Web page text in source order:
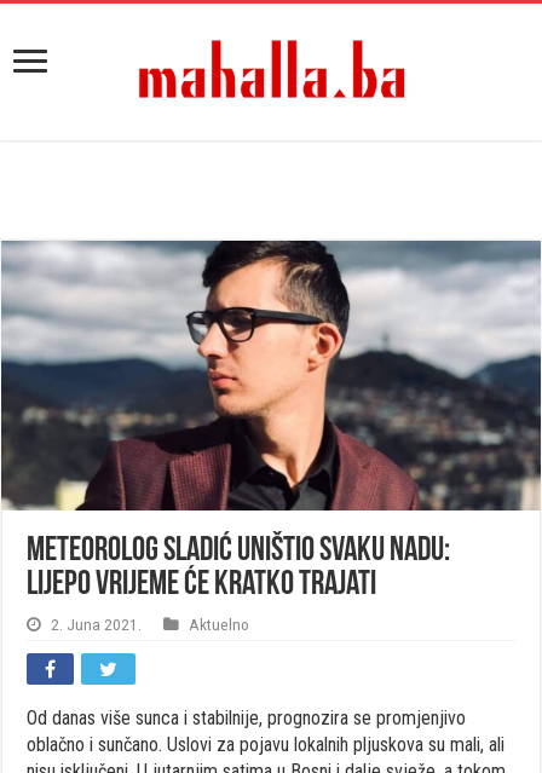
Meteorolog Sladić uništio svaku nadu:
Lijepo vrijeme će kratko trajati
2. Juna 2021. Aktuelno
Od danas više sunca i stabilnije, prognozira se promjenjivo
oblačno i sunčano. Uslovi za pojavu lokalnih pljuskova su mali, ali